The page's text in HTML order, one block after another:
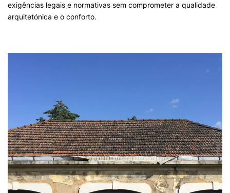
exigências legais e normativas sem comprometer a qualidade
arquitetónica e o conforto.